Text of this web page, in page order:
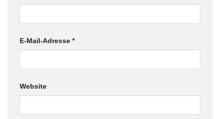
E-Mail-Adresse *
Website